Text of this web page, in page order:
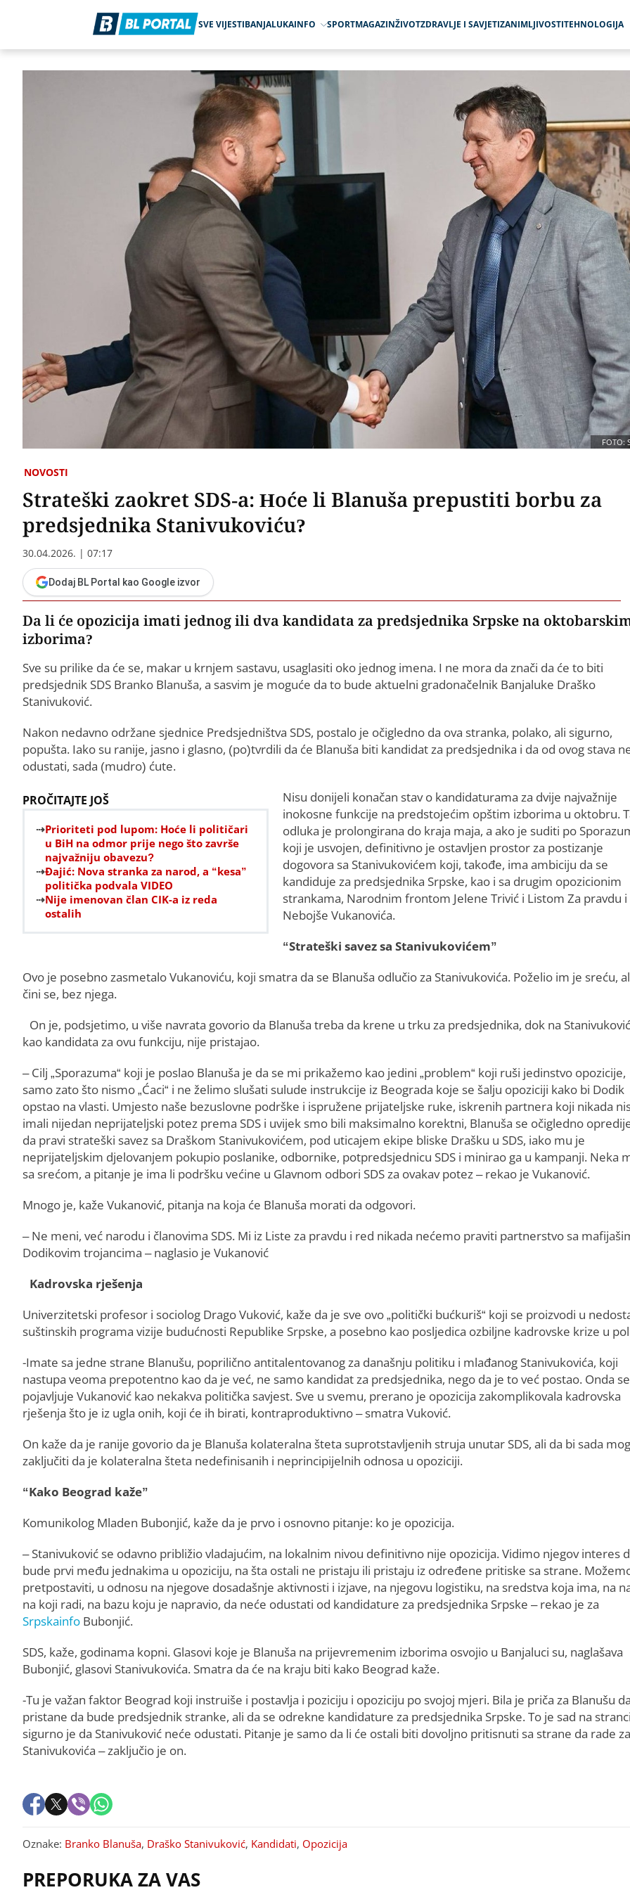
SVE VIJESTIBANJALUKAINFO SPORTMAGAZINŽIVOTZDRAVLJE I SAVJETIZANIMLJIVOSTITEHNOLOGIJA
FOTO:
NOVOSTI
Strateški zaokret SDS-a: Hoće li Blanuša prepustiti borbu za
predsjednika Stanivukoviću?
30.04.2026. | 07:17
Dodaj BL Portal kao Google izvor
Da li će opozicija imati jednog ili dva kandidata za predsjednika Srpske na
izborima?
Sve su prilike da će se, makar u krnjem sastavu, usaglasiti oko jednog imena. I ne mora da znači da će to biti
predsjednik SDS Branko Blanuša, a sasvim je moguće da to bude aktuelni gradonačelnik Banjaluke Draško
Stanivuković.
Nakon nedavno održane sjednice Predsjedništva SDS, postalo je očigledno da ova stranka, polako, ali sigurno,
popušta. Iako su ranije, jasno i glasno, (po)tvrdili da će Blanuša biti kandidat za predsjednika i da od ovog stava
odustati, sada (mudro) ćute.
PROČITAJTE JOŠ
Prioriteti pod lupom: Hoće li političari
u BiH na odmor prije nego što završe
najvažniju obavezu?
Đajić: Nova stranka za narod, a “kesa”
politička podvala VIDEO
Nije imenovan član CIK-a iz reda
ostalih
Nisu donijeli konačan stav o kandidaturama za dvije najvažnije
inokosne funkcije na predstojećim opštim izborima u oktobru.
odluka je prolongirana do kraja maja, a ako je suditi po
koji je usvojen, definitivno je ostavljen prostor za postizanje
dogovora sa Stanivukovićem koji, takođe, ima ambiciju da se
kandiduje za predsjednika Srpske, kao i sa drugim opozicionim
strankama, Narodnim frontom Jelene Trivić i Listom Za pravdu
Nebojše Vukanovića.
“Strateški savez sa Stanivukovićem”
Ovo je posebno zasmetalo Vukanoviću, koji smatra da se Blanuša odlučio za Stanivukovića. Poželio im je sreću,
čini se, bez njega.
On je, podsjetimo, u više navrata govorio da Blanuša treba da krene u trku za predsjednika, dok na
kao kandidata za ovu funkciju, nije pristajao.
– Cilj „Sporazuma“ koji je poslao Blanuša je da se mi prikažemo kao jedini „problem“ koji ruši jedinstvo opozicije,
samo zato što nismo „Ćaci“ i ne želimo slušati sulude instrukcije iz Beograda koje se šalju opoziciji kako bi Dodik
opstao na vlasti. Umjesto naše bezuslovne podrške i ispružene prijateljske ruke, iskrenih partnera koji nikada
imali nijedan neprijateljski potez prema SDS i uvijek smo bili maksimalno korektni, Blanuša se očigledno
da pravi strateški savez sa Draškom Stanivukovićem, pod uticajem ekipe bliske Drašku u SDS, iako mu je
neprijateljskim djelovanjem pokupio poslanike, odbornike, potpredsjednicu SDS i minirao ga u kampanji. Neka
sa srećom, a pitanje je ima li podršku većine u Glavnom odbori SDS za ovakav potez – rekao je Vukanović.
Mnogo je, kaže Vukanović, pitanja na koja će Blanuša morati da odgovori.
– Ne meni, već narodu i članovima SDS. Mi iz Liste za pravdu i red nikada nećemo praviti partnerstvo sa
Dodikovim trojancima – naglasio je Vukanović
Kadrovska rješenja
Univerzitetski profesor i sociolog Drago Vuković, kaže da je sve ovo „politički bućkuriš“ koji se proizvodi u
suštinskih programa vizije budućnosti Republike Srpske, a posebno kao posljedica ozbiljne kadrovske krize u
-Imate sa jedne strane Blanušu, poprilično antitalentovanog za današnju politiku i mlađanog Stanivukovića, koji
nastupa veoma prepotentno kao da je već, ne samo kandidat za predsjednika, nego da je to već postao. Onda
pojavljuje Vukanović kao nekakva politička savjest. Sve u svemu, prerano je opozicija zakomplikovala kadrovska
rješenja što je iz ugla onih, koji će ih birati, kontraproduktivno – smatra Vuković.
On kaže da je ranije govorio da je Blanuša kolateralna šteta suprotstavljenih struja unutar SDS, ali da bi sada
zaključiti da je kolateralna šteta nedefinisanih i neprincipijelnih odnosa u opoziciji.
“Kako Beograd kaže”
Komunikolog Mladen Bubonjić, kaže da je prvo i osnovno pitanje: ko je opozicija.
– Stanivuković se odavno približio vladajućim, na lokalnim nivou definitivno nije opozicija. Vidimo njegov interes
bude prvi među jednakima u opoziciju, na šta ostali ne pristaju ili pristaju iz određene pritiske sa strane.
pretpostaviti, u odnosu na njegove dosadašnje aktivnosti i izjave, na njegovu logistiku, na sredstva koja ima, na
na koji radi, na bazu koju je napravio, da neće odustati od kandidature za predsjednika Srpske – rekao je za
Srpskainfo Bubonjić.
SDS, kaže, godinama kopni. Glasovi koje je Blanuša na prijevremenim izborima osvojio u Banjaluci su, naglašava
Bubonjić, glasovi Stanivukovića. Smatra da će na kraju biti kako Beograd kaže.
-Tu je važan faktor Beograd koji instruiše i postavlja i poziciju i opoziciju po svojoj mjeri. Bila je priča za Blanušu da
pristane da bude predsjednik stranke, ali da se odrekne kandidature za predsjednika Srpske. To je sad na
sigurno je da Stanivuković neće odustati. Pitanje je samo da li će ostali biti dovoljno pritisnuti sa strane da rade za
Stanivukovića – zaključio je on.
Oznake: Branko Blanuša, Draško Stanivuković, Kandidati, Opozicija
PREPORUKA ZA VAS